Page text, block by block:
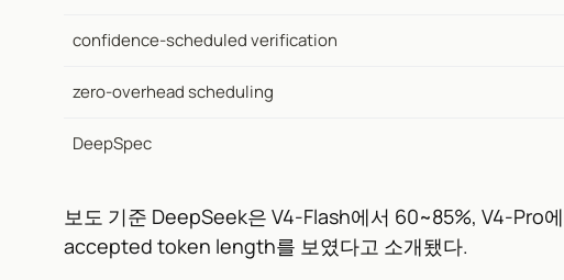
confidence-scheduled verification
zero-overhead scheduling
DeepSpec
보도 기준 DeepSeek은 V4-Flash에서 60~85%, V4-Pro
accepted token length를 보였다고 소개됐다.